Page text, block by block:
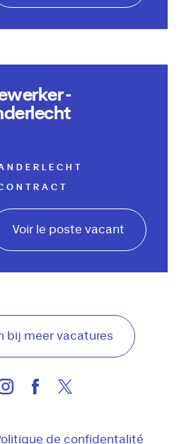
-
Voir le poste vacant
bij meer vacatures
de confidentalité